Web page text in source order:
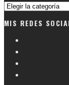
Busqueda
categorias
MIS REDES